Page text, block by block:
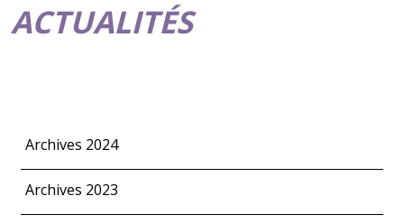
ACTUALITÉS
Archives 2024
Archives 2023